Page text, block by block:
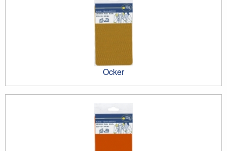
Ocker